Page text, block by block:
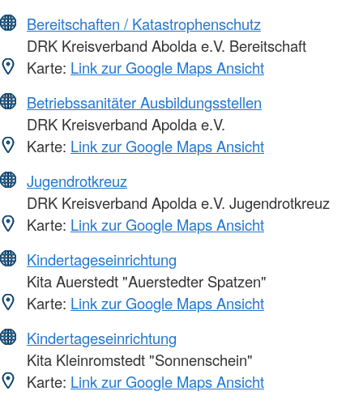
Bereitschaften / Katastrophenschutz
DRK Kreisverband Abolda e.V. Bereitschaft
Karte: Link zur Google Maps Ansicht
Betriebssanitäter Ausbildungsstellen
DRK Kreisverband Apolda e.V.
Karte: Link zur Google Maps Ansicht
Jugendrotkreuz
DRK Kreisverband Apolda e.V. Jugendrotkreuz
Karte: Link zur Google Maps Ansicht
Kindertageseinrichtung
Kita Auerstedt "Auerstedter Spatzen"
Karte: Link zur Google Maps Ansicht
Kindertageseinrichtung
Kita Kleinromstedt "Sonnenschein"
Karte: Link zur Google Maps Ansicht